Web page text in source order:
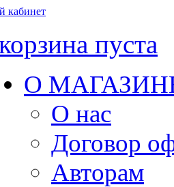
кабинет
пуста
О
О нас
Договор
Авторам